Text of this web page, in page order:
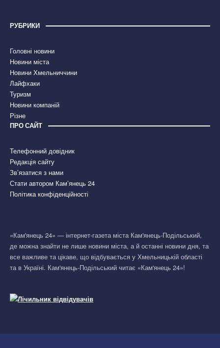
РУБРИКИ
Головні новини
Новини міста
Новини Хмельниччини
Лайфхаки
Туризм
Новини компаній
Різне
ПРО САЙТ
Телефонний довідник
Редакція сайту
Зв’язатися з нами
Стати автором Кам’янець 24
Політика конфіденційності
«Кам'янець 24» — інтернет-газета міста Кам'янець-Подільський,
де можна знайти не лише новини міста, а й останні новини дня, та
все важливе та цікаве, що відбувається у Хмельницькій області
та в Україні. Кам'янець-Подільський читає «Кам'янець 24»!